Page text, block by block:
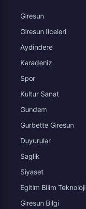
Giresun
Giresun Ilceleri
Aydindere
Karadeniz
Spor
Kultur Sanat
Gundem
Gurbette Giresun
Duyurular
Saglik
Siyaset
Egitim Bilim Teknoloji
Giresun Bilgi